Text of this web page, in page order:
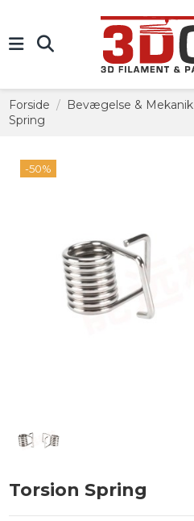
Forside Bevægelse & Mekanik
Spring
-50%
Torsion Spring